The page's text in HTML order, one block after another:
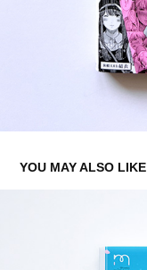
YOU MAY ALSO LIKE